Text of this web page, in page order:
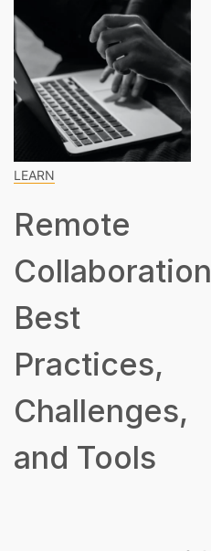
SKILL
How to
Work From
Home: Tips
and
Companies
Hiring